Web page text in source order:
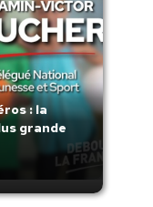
: la
grande